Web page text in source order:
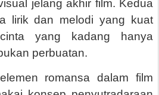
jelang akhir film. Kedua
lirik dan melodi yang kuat
yang kadang hanya
perbuatan.
romansa dalam film